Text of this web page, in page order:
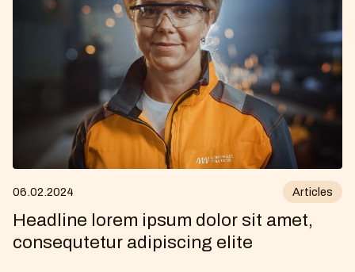
06 02 2024 Articles
Headline lorem ipsum dolor sit amet,
consequtetur adipiscing elite